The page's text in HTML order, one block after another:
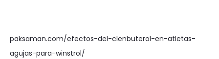
paksaman.com/efectos-del-clenbuterol-en-atletas-
agujas-para-winstrol/